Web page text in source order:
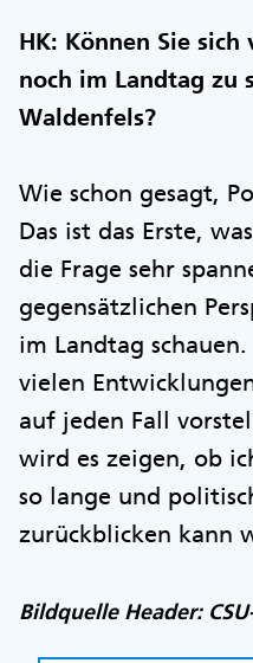
HK: Können Sie
noch im Landtag zu
Waldenfels?
Wie schon gesagt,
Das ist das Erste,
die Frage sehr
gegensätzlichen
im Landtag
vielen
auf jeden Fall
wird es zeigen, ob
so lange und
zurückblicken kann
Bildquelle Header: